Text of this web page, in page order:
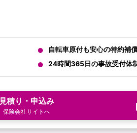
自転車原付も安心の特約補
24時間365日の事故受付体
見積り・申込み
保険会社サイトへ